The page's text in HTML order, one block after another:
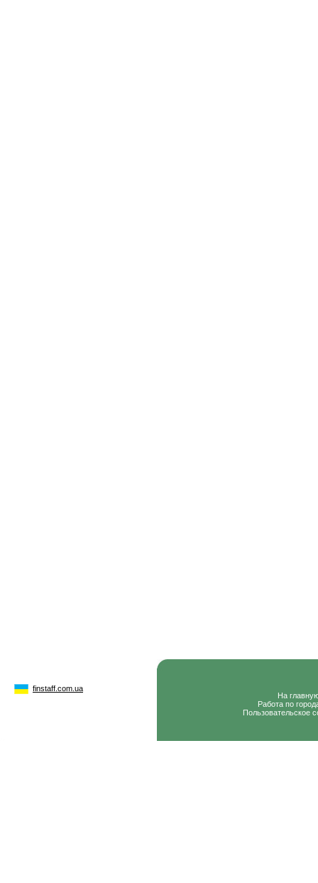
finstaff.com.ua
На
Работа по
Пользовательское